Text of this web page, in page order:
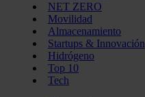
NET ZERO
Movilidad
Almacenamiento
Startups & Innovación
Hidrógeno
Top 10
Tech